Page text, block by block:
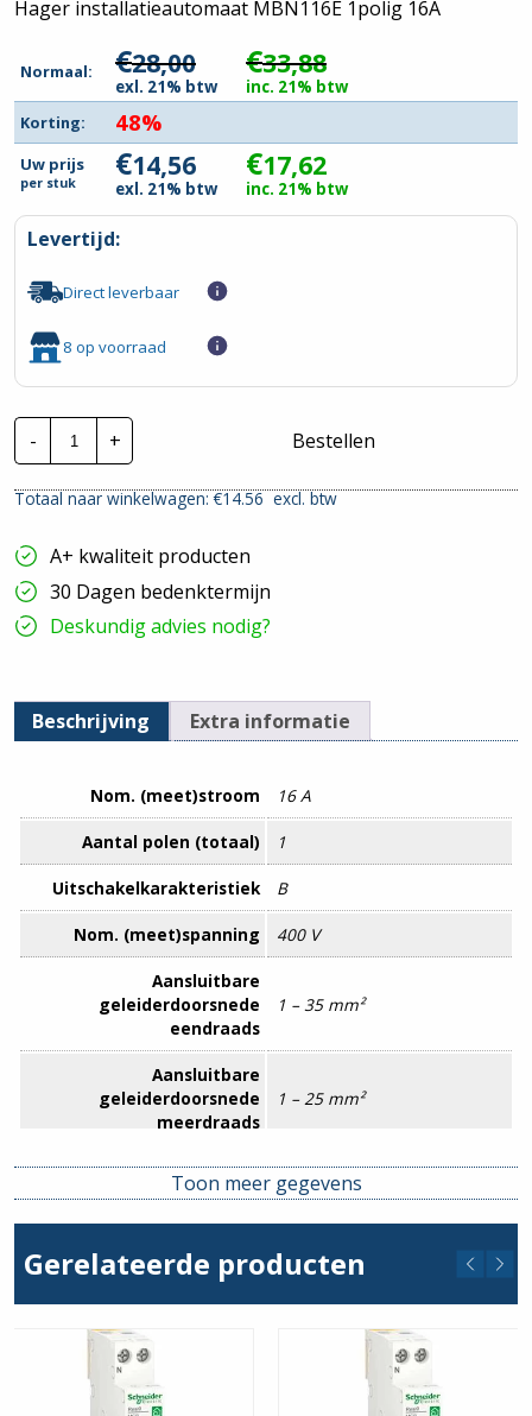
Hager installatieautomaat MBN116E 1polig 16A
Normaal: €28,00
exl. 21% btw
€33,88
inc. 21% btw
Korting:
48%
Uw prijs
per stuk €14,56
exl. 21% btw
€17,62
inc. 21% btw
Levertijd:
Direct leverbaar
8 op voorraad
-
Hager
Inst.
Automaat
MBN116E
16A
1P
B-
Kar.
hoeveelheid
+ Bestellen
Totaal naar winkelwagen: €14.56excl. btw
A+ kwaliteit producten
30 Dagen bedenktermijn
Deskundig advies nodig?
Beschrijving Extra informatie
Nom. (meet)stroom 16 A
Aantal polen (totaal) 1
Uitschakelkarakteristiek B
Nom. (meet)spanning 400 V
Aansluitbare
geleiderdoorsnede
eendraads
1 – 35 mm²
Aansluitbare
geleiderdoorsnede
meerdraads
1 – 25 mm²
Aantal beveiligde polen 1
Breedte in module-
eenheden
1
Energiebegrenzingsklasse
Toon meer gegevens
Gerelateerde producten